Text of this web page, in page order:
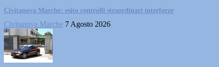
Civitanova Marche: esito controlli straordinari interforze
Civitanova Marche 7 Agosto 2026